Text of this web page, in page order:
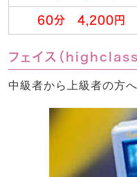
60分 4,200円
フェイス（highclass
中級者から上級者の方